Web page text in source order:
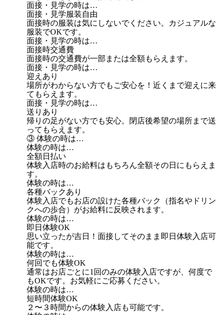
面接・見学の時は…
面接・見学服装自由
面接時の服装は気にしないでください。カジュアルな
服装でOKです。
面接・見学の時は…
面接時交通費
面接時の交通費が一部または全額もらえます。
面接・見学の時は…
迎えあり
場所がわからない方でもご安心を！近くまで迎えに来
てもらえます。
面接・見学の時は…
送りあり
帰りの足がない方でも安心。閉店後希望の場所まで送
ってもらえます。
③ 体験の時は…
体験の時は…
全額日払い
体験入店時のお給料はもちろん全額その日にもらえま
す。
体験の時は…
各種バックあり
体験入店でもお店の設けた各種バック（指名やドリン
クへの歩合）がお給料に反映されます。
体験の時は…
即日体験OK
思い立ったが吉日！面接してそのまま即日体験入店可
能です。
体験の時は…
何回でも体験OK
通常はお店ごとに1回のみの体験入店ですが、何度で
もOKです。お気軽にご応募ください。
体験の時は…
短時間体験OK
２〜３時間からの体験入店も可能です。